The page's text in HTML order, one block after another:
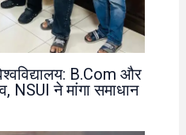
B.Com और
NSUI ने मांगा समाधान